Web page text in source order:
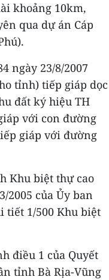
khoảng 10km,
qua dự án Cáp
ngày 23/8/2007
tỉnh) tiếp giáp dọc
đất ký hiệu TH
với con đường
giáp với đường
Khu biệt thự cao
2005 của Ủy ban
tiết 1/500 Khu biệt
điều 1 của Quyết
tỉnh Bà Rịa-Vũng